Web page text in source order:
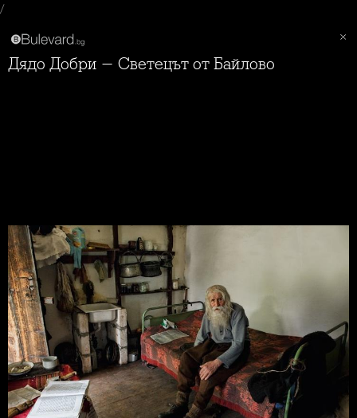
/
Дядо Добри - Светецът от Байлово